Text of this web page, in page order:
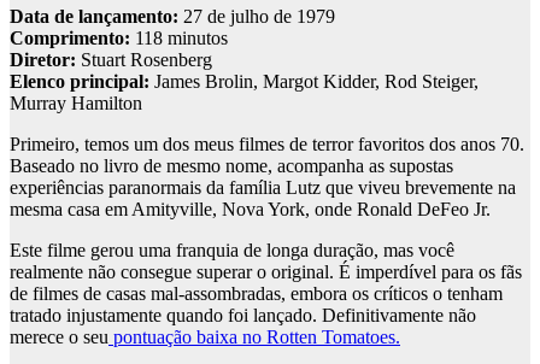
Data de lançamento: 27 de julho de 1979
Comprimento: 118 minutos
Diretor: Stuart Rosenberg
Elenco principal: James Brolin, Margot Kidder, Rod Steiger,
Murray Hamilton
Primeiro, temos um dos meus filmes de terror favoritos dos anos 70.
Baseado no livro de mesmo nome, acompanha as supostas
experiências paranormais da família Lutz que viveu brevemente na
mesma casa em Amityville, Nova York, onde Ronald DeFeo Jr.
Este filme gerou uma franquia de longa duração, mas você
realmente não consegue superar o original. É imperdível para os fãs
de filmes de casas mal-assombradas, embora os críticos o tenham
tratado injustamente quando foi lançado. Definitivamente não
merece o seu pontuação baixa no Rotten Tomatoes.